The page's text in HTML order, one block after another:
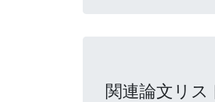
関連論文リス